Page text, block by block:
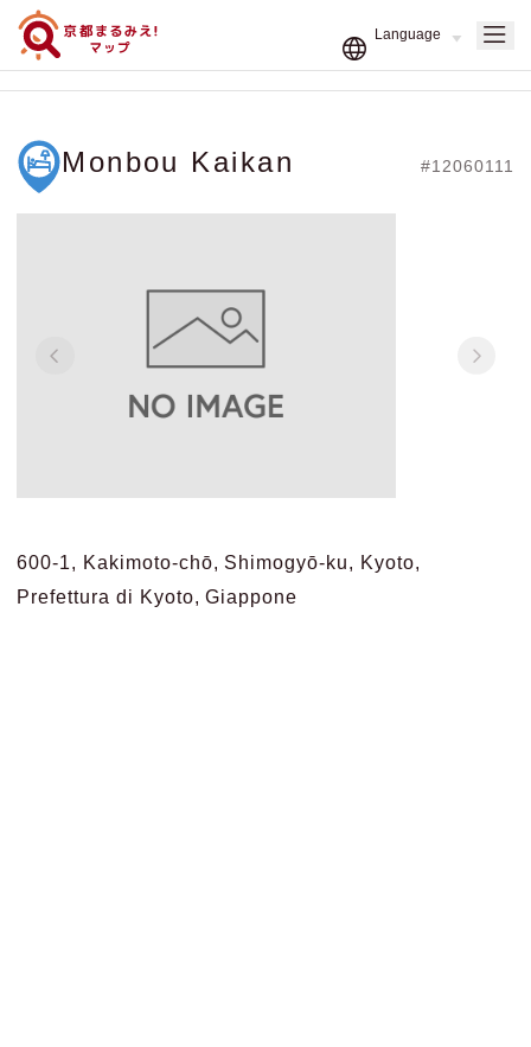
Monbou Kaikan #12060111
600-1, Kakimoto-chō, Shimogyō-ku, Kyoto,
Prefettura di Kyoto, Giappone